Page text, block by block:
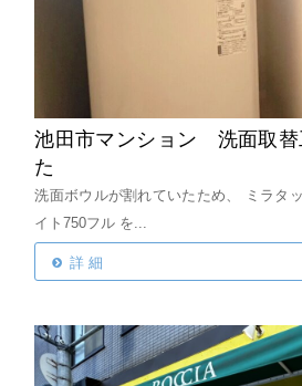
池田市マンション 洗面取
た
洗面ボウルが割れていたため、
ミラタ
イト750フル を...
詳 細